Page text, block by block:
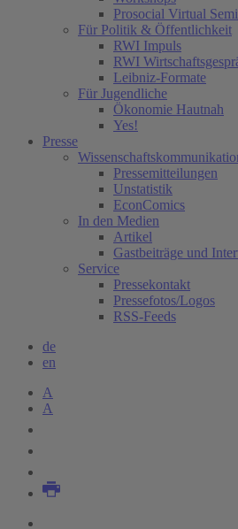
Prosocial Virtual
Für Politik & Öffentlichkeit
RWI Impuls
RWI
Leibniz-Formate
Für Jugendliche
Ökonomie Hautnah
Yes!
Presse
Pressemitteilungen
Unstatistik
EconComics
In den Medien
Artikel
Gastbeiträge und
Service
Pressekontakt
Pressefotos/Logos
RSS-Feeds
de
en
A
A